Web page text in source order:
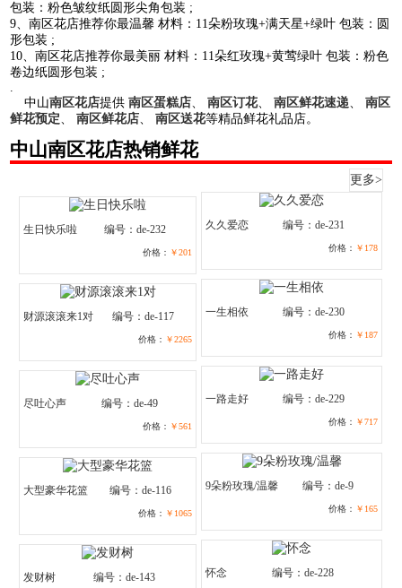
包装：粉色皱纹纸圆形尖角包装 ;
9、南区花店推荐你最温馨 材料：11朵粉玫瑰+满天星+绿叶 包装：圆
形包装 ;
10、南区花店推荐你最美丽 材料：11朵红玫瑰+黄莺绿叶 包装：粉色
卷边纸圆形包装 ;
.
中山南区花店提供南区蛋糕店、南区订花、南区鲜花速递、南区
鲜花预定、南区鲜花店、南区送花等精品鲜花礼品店。
中山南区花店热销鲜花
更多>
生日快乐啦 编号：de-232
价格： ￥201
久久爱恋 编号：de-231
价格： ￥178
财源滚滚来1对 编号：de-117
价格： ￥2265
一生相依 编号：de-230
价格： ￥187
尽吐心声 编号：de-49
价格： ￥561
一路走好 编号：de-229
价格： ￥717
大型豪华花篮 编号：de-116
价格： ￥1065
9朵粉玫瑰/温馨 编号：de-9
价格： ￥165
发财树 编号：de-143 怀念 编号：de-228